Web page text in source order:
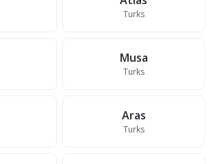
Turks
Musa
Turks
Aras
Turks